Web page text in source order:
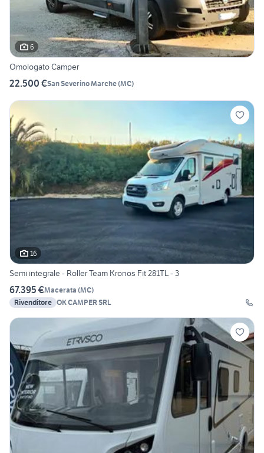
6
Omologato Camper
22.500 €San Severino Marche(MC)
16
Semi integrale - Roller Team Kronos Fit 281TL - 3
67.395 €Macerata (MC)
Rivenditore OK CAMPER SRL